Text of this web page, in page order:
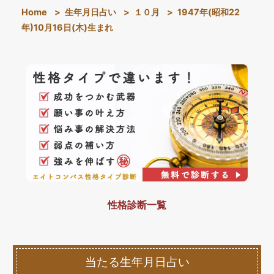
Home > 生年月日占い > １０月 > 1947年(昭和22
年)10月16日(木)生まれ
性格診断一覧
当たる生年月日占い